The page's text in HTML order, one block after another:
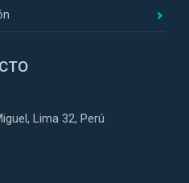
Lima 32, Perú